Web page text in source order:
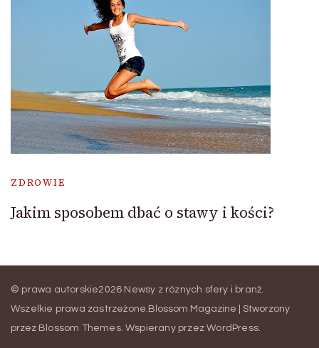
ZDROWIE
Jakim sposobem dbać o stawy i kości?
© prawa autorskie2026 Newsy z róznych sfery i branż
Wszelkie prawa zastrzeżone. Blossom Magazine | Stworzony
przez Blossom Themes. Wspierany przezWordPress